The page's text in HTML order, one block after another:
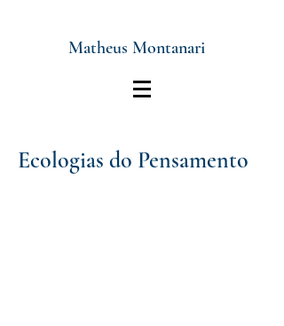
Matheus Montanari
Ecologias do Pensamento